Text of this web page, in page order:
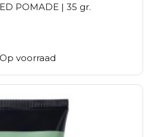
POMADE | 35 gr.
Op voorraad